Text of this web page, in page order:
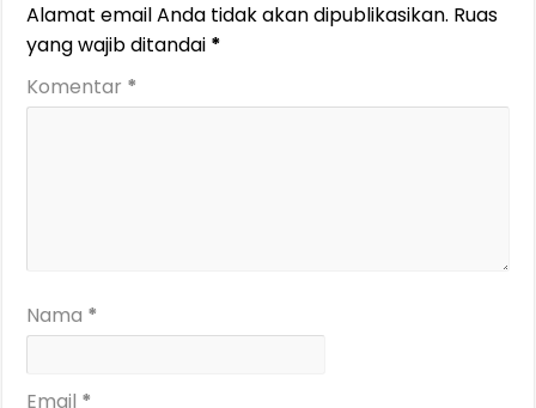
Alamat email Anda tidak akan dipublikasikan. Ruas
yang wajib ditandai *
Komentar *
Nama *
Email *